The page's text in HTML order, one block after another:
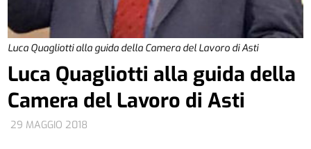
Luca Quagliotti alla guida della Camera del Lavoro di Asti
29 MAGGIO 2018
Luca Quagliotti alla guida della
Camera del Lavoro di Asti